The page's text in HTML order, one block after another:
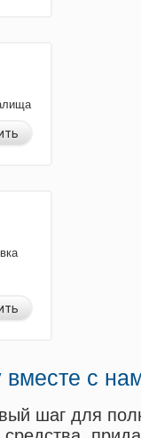
вместе с
шаг для